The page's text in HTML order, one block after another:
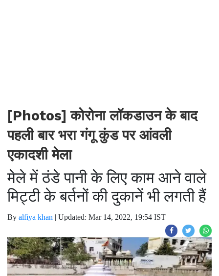
[Photos] कोरोना लॉकडाउन के बाद
पहली बार भरा गंगू कुंड पर आंवली
एकादशी मेला
मेले में ठंडे पानी के लिए काम आने वाले
मिट्टी के बर्तनों की दुकानें भी लगती हैं
By alfiya khan | Updated: Mar 14, 2022, 19:54 IST